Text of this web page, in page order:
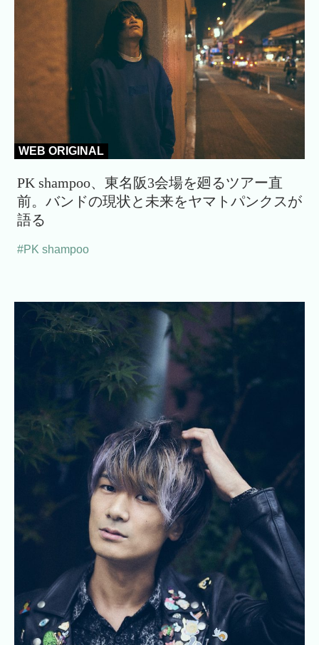
WEB ORIGINAL
PK shampoo、東名阪3会場を廻るツアー直
前。バンドの現状と未来をヤマトパンクスが
語る
#PK shampoo